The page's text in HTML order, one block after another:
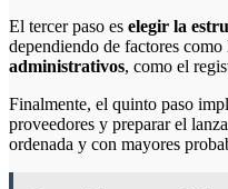
El tercer paso es elegir la
dependiendo de factores
administrativos, como el
Finalmente, el quinto paso
proveedores y preparar el
ordenada y con mayores